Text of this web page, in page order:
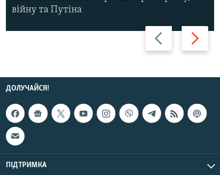
Назад Вперед
війну та Путіна
ДОЛУЧАЙСЯ!
ПІДТРИМКА